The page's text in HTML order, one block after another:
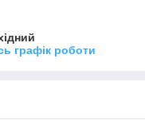
графік роботи